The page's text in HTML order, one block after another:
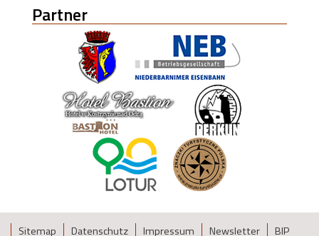
Partner
Sitemap Datenschutz Impressum Newsletter BIP